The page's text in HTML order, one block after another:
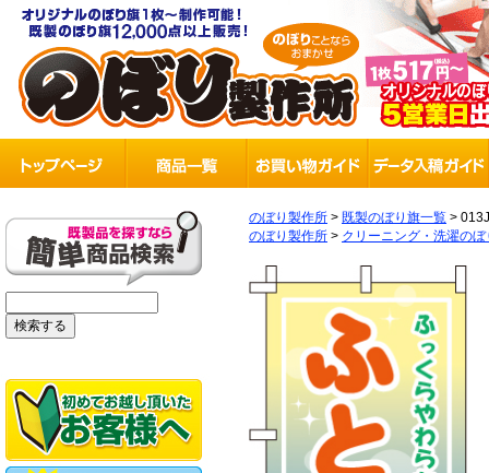
のぼり製作所 > 既製のぼり旗一覧 >
のぼり製作所 > クリーニング・洗濯のぼ